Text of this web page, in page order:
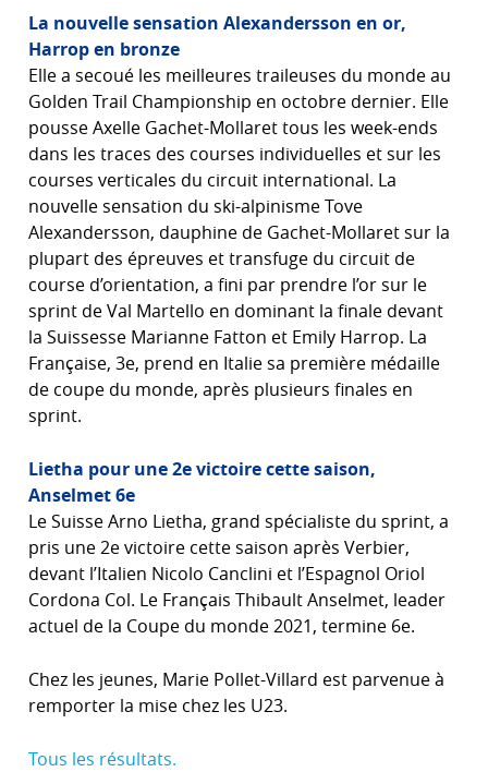
La nouvelle sensation Alexandersson en or,
Harrop en bronze
Elle a secoué les meilleures traileuses du monde au
Golden Trail Championship en octobre dernier. Elle
pousse Axelle Gachet-Mollaret tous les week-ends
dans les traces des courses individuelles et sur les
courses verticales du circuit international. La
nouvelle sensation du ski-alpinisme Tove
Alexandersson, dauphine de Gachet-Mollaret sur la
plupart des épreuves et transfuge du circuit de
course d’orientation, a fini par prendre l’or sur le
sprint de Val Martello en dominant la finale devant
la Suissesse Marianne Fatton et Emily Harrop. La
Française, 3e, prend en Italie sa première médaille
de coupe du monde, après plusieurs finales en
sprint.
Lietha pour une 2e victoire cette saison,
Anselmet 6e
Le Suisse Arno Lietha, grand spécialiste du sprint, a
pris une 2e victoire cette saison après Verbier,
devant l’Italien Nicolo Canclini et l’Espagnol Oriol
Cordona Col. Le Français Thibault Anselmet, leader
actuel de la Coupe du monde 2021, termine 6e.
Chez les jeunes, Marie Pollet-Villard est parvenue à
remporter la mise chez les U23.
Tous les résultats.